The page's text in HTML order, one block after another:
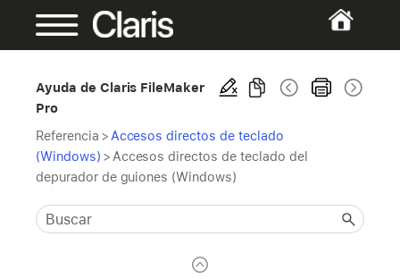
Ayuda de Claris FileMaker
Pro
Referencia > Accesos directos de teclado
(Windows) > Accesos directos de teclado del
depurador de guiones (Windows)